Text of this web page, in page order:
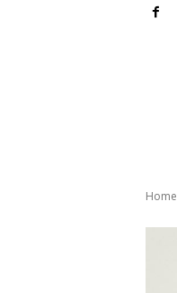
Home